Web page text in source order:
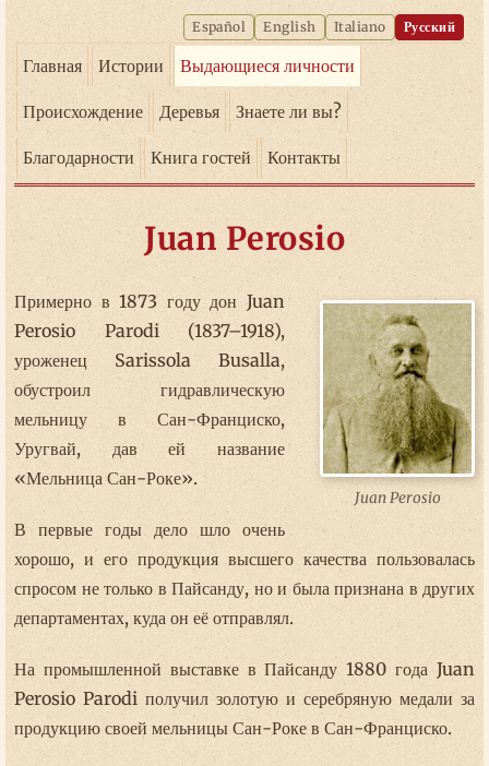
Español English Italiano Русский
Главная Истории Выдающиеся личности
Происхождение Деревья Знаете ли вы?
Благодарности Книга гостей Контакты
Juan Perosio
Juan Perosio
Примерно в 1873 году дон Juan
Perosio Parodi (1837–1918),
уроженец Sarissola Busalla,
обустроил гидравлическую
мельницу в Сан-Франциско,
Уругвай, дав ей название
«Мельница Сан-Роке».
В первые годы дело шло очень
хорошо, и его продукция высшего качества пользовалась
спросом не только в Пайсанду, но и была признана в других
департаментах, куда он её отправлял.
На промышленной выставке в Пайсанду 1880 года Juan
Perosio Parodi получил золотую и серебряную медали за
продукцию своей мельницы Сан-Роке в Сан-Франциско.